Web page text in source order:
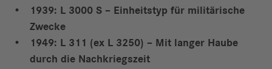
1939: L 3000 S – Einheitstyp für militärische
Zwecke
1949: L 311 (ex L 3250) – Mit langer Haube
durch die Nachkriegszeit